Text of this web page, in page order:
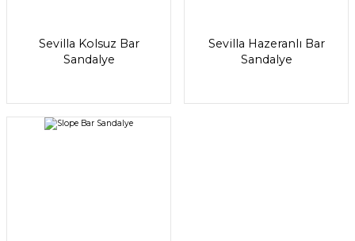
Sevilla Kolsuz Bar
Sandalye
Sevilla Hazeranlı Bar
Sandalye